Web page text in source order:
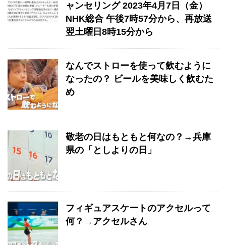
ャンセリング 2023年4月7日（金）
NHK総合 午後7時57分から、再放送
翌土曜日8時15分から
なんでストローを使って飲むように
なったの？ ビールを美味しく飲むた
め
敬老の日はもともと何なの？→兵庫
県の「としよりの日」
フィギュアスケートのアクセルって
何？→アクセルさん